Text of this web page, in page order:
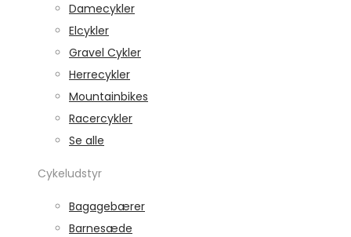
Damecykler
Elcykler
Gravel Cykler
Herrecykler
Mountainbikes
Racercykler
Se alle
Cykeludstyr
Bagagebærer
Barnesæde